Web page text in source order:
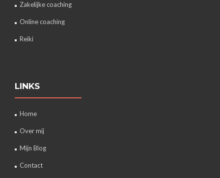
Zakelijke coaching
Online coaching
Reiki
LINKS
Home
Over mij
Mijn Blog
Contact